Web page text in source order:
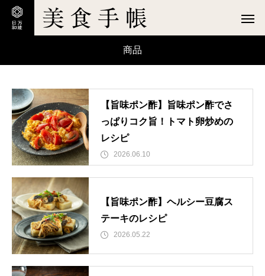
商品
【旨味ポン酢】旨味ポン酢でさ
っぱりコク旨！トマト卵炒めの
レシピ
2026.06.10
【旨味ポン酢】ヘルシー豆腐ス
テーキのレシピ
2026.05.22